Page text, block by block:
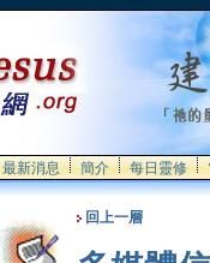
最新消息 簡介 每日靈修
回上一層